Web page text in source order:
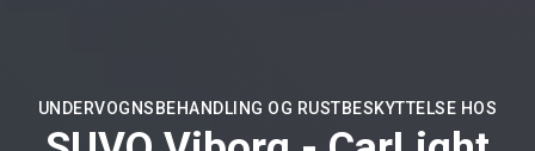
UNDERVOGNSBEHANDLING OG RUSTBESKYTTELSE HOS